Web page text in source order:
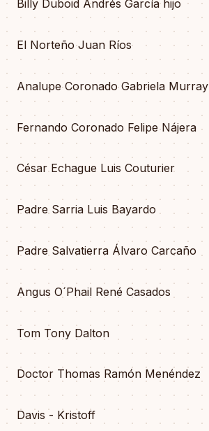
Billy Duboid Andrés García hijo
El Norteño Juan Ríos
Analupe Coronado Gabriela Murray
Fernando Coronado Felipe Nájera
César Echague Luis Couturier
Padre Sarria Luis Bayardo
Padre Salvatierra Álvaro Carcaño
Angus O´Phail René Casados
Tom Tony Dalton
Doctor Thomas Ramón Menéndez
Davis - Kristoff